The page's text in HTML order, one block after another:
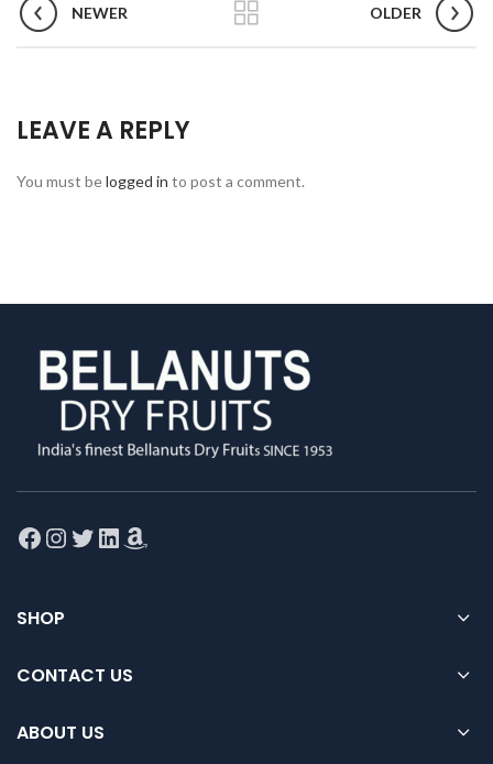
NEWER OLDER
LEAVE A REPLY
You must belogged in to post a comment.
Facebook
Instagram
Twitter
LinkedIn
Amazon
SHOP
CONTACT US
ABOUT US